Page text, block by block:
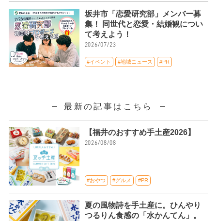
坂井市「恋愛研究部」メンバー募
集！ 同世代と恋愛・結婚観につい
て考えよう！
2026/07/23
#イベント #地域ニュース #PR
最新の記事はこちら
【福井のおすすめ手土産2026】
2026/08/08
#おやつ #グルメ #PR
夏の風物詩を手土産に。ひんやり
つるりん食感の「水かんてん」。